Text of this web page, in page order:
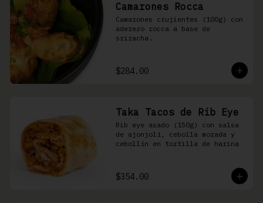
Camarones Rocca
Camarones crujientes (100g) con
aderezo rocca a base de
sriracha.
$284.00
Taka Tacos de Rib Eye
Rib eye asado (150g) con salsa
de ajonjolí, cebolla morada y
cebollín en tortilla de harina
$354.00